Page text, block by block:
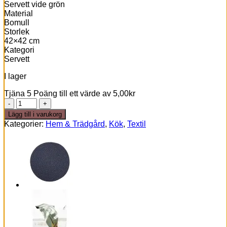
Servett vide grön
Material
Bomull
Storlek
42×42 cm
Kategori
Servett
I lager
Tjäna 5 Poäng till ett värde av 5,00kr
Servett
vide
grön
mängd
Lägg till i varukorg
Kategorier: Hem & Trädgård, Kök, Textil